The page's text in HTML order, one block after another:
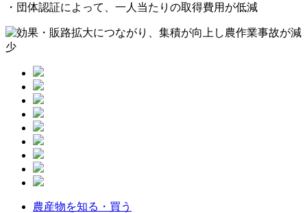
・団体認証によって、一人当たりの取得費用が低減
農産物を知る・買う